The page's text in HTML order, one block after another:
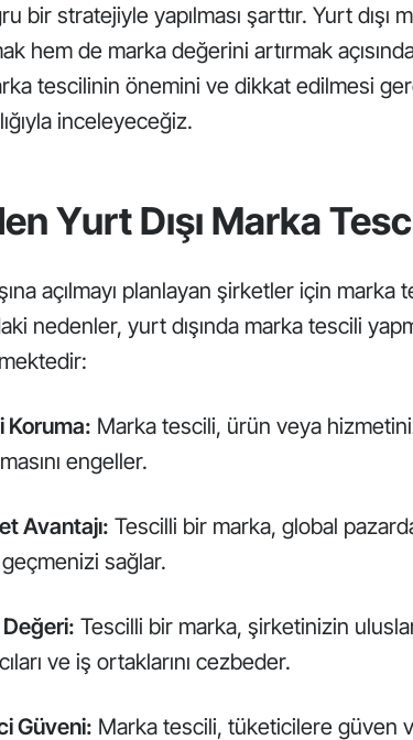
bir stratejiyle yapılması şarttır. Yurt
hem de marka değerini artırmak
tescilinin önemini ve dikkat edilmesi
inceleyeceğiz.
Yurt Dışı Marka
açılmayı planlayan şirketler için
nedenler, yurt dışında marka tescili
Koruma: Marka tescili, ürün veya
engeller.
Avantajı: Tescilli bir marka, global
sağlar.
Tescilli bir marka, şirketinizin
ve iş ortaklarını cezbeder.
Güveni: Marka tescili, tüketicilere güven